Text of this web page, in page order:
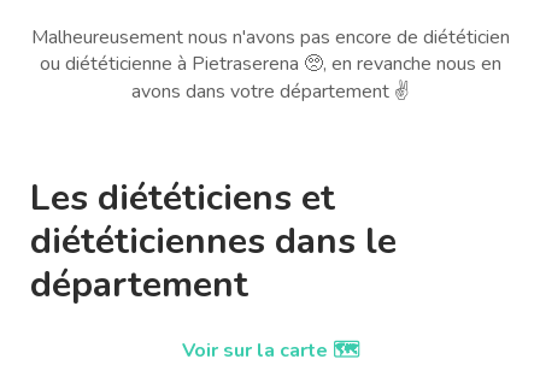
Malheureusement nous n'avons pas encore de diététicien
ou diététicienne à Pietraserena 🥺, en revanche nous en
avons dans votre département ✌️
Les diététiciens et
diététiciennes dans le
département
Voir sur la carte 🗺️